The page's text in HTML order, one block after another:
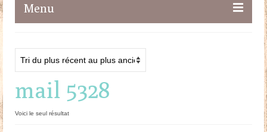
Menu
Maileg
Poupées
Doudous
mail 5328
Voici le seul résultat